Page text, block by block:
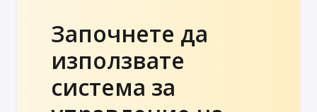
Започнете да
използвате
система за